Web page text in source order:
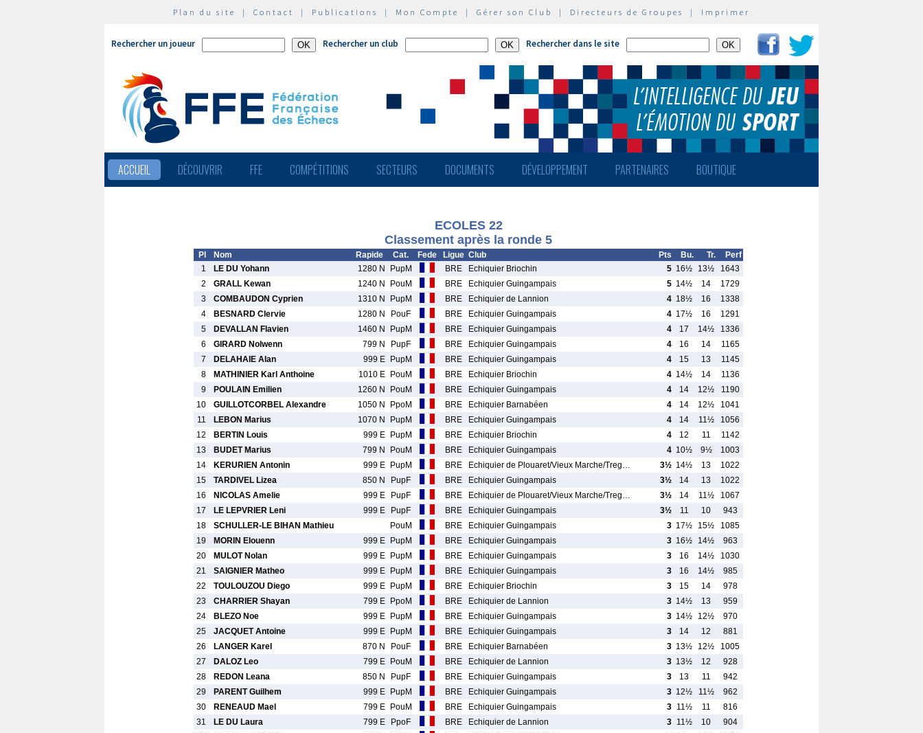
Plan du site | Contact | Publications | Mon Compte | Gérer son Club | Directeurs de Groupes | Imprimer
Rechercher un joueur Rechercher un club Rechercher dans le site
ACCUEIL DÉCOUVRIR FFE COMPÉTITIONS SECTEURS DOCUMENTS DÉVELOPPEMENT PARTENAIRES BOUTIQUE
ECOLES 22
Classement après la ronde 5
Pl Nom Rapide Cat. Fede Ligue Club Pts Bu. Tr.
Perf
1
LE DU Yohann 1280 N PupM BRE Echiquier Briochin 5 16½ 13½
1643
2
GRALL Kewan 1240 N PouM BRE Echiquier Guingampais 5 14½ 14
1729
3
COMBAUDON Cyprien 1310 N PupM BRE Echiquier de Lannion 4 18½ 16
1338
4
BESNARD Clervie 1280 N PouF BRE Echiquier Guingampais 4 17½ 16
1291
5
DEVALLAN Flavien 1460 N PupM BRE Echiquier Guingampais 4 17 14½
1336
6
GIRARD Nolwenn 799 N PupF BRE Echiquier Guingampais 4 16 14
1165
7
DELAHAIE Alan 999 E PupM BRE Echiquier Guingampais 4 15 13
1145
8
MATHINIER Karl Anthoine 1010 E PouM BRE Echiquier Briochin 4 14½ 14
1136
9
POULAIN Emilien 1260 N PouM BRE Echiquier Guingampais 4 14 12½
1190
10
GUILLOTCORBEL Alexandre 1050 N PpoM BRE Echiquier Barnabéen 4 14 12½
1041
11
LEBON Marius 1070 N PupM BRE Echiquier Guingampais 4 14 11½
1056
12
BERTIN Louis 999 E PupM BRE Echiquier Briochin 4 12 11
1142
13
BUDET Marius 799 N PouM BRE Echiquier Guingampais 4 10½ 9½
1003
14
KERURIEN Antonin 999 E PupM BRE Echiquier de Plouaret/Vieux Marche/Treg… 3½ 14½ 13
1022
15
TARDIVEL Lizea 850 N PupF BRE Echiquier Guingampais 3½ 14 13
1022
16
NICOLAS Amelie 999 E PupF BRE Echiquier de Plouaret/Vieux Marche/Treg… 3½ 14 11½
1067
17
LE LEPVRIER Leni 999 E PupF BRE Echiquier Guingampais 3½ 11 10
943
18
SCHULLER-LE BIHAN Mathieu PouM BRE Echiquier Guingampais 3 17½ 15½
1085
19
MORIN Elouenn 999 E PupM BRE Echiquier Guingampais 3 16½ 14½
963
20
MULOT Nolan 999 E PupM BRE Echiquier Guingampais 3 16 14½
1030
21
SAIGNIER Matheo 999 E PupM BRE Echiquier Guingampais 3 16 14½
985
22
TOULOUZOU Diego 999 E PupM BRE Echiquier Briochin 3 15 14
978
23
CHARRIER Shayan 799 E PpoM BRE Echiquier de Lannion 3 14½ 13
959
24
BLEZO Noe 999 E PupM BRE Echiquier Guingampais 3 14½ 12½
970
25
JACQUET Antoine 999 E PupM BRE Echiquier Guingampais 3 14 12
881
26
LANGER Karel 870 N PouF BRE Echiquier Barnabéen 3 13½ 12½
1005
27
DALOZ Leo 799 E PouM BRE Echiquier de Lannion 3 13½ 12
928
28
REDON Leana 850 N PupF BRE Echiquier Guingampais 3 13 11
942
29
PARENT Guilhem 999 E PupM BRE Echiquier Guingampais 3 12½ 11½
962
30
RENEAUD Mael 799 E PouM BRE Echiquier Guingampais 3 11½ 11
816
31
LE DU Laura 799 E PpoF BRE Echiquier de Lannion 3 11½ 10
904